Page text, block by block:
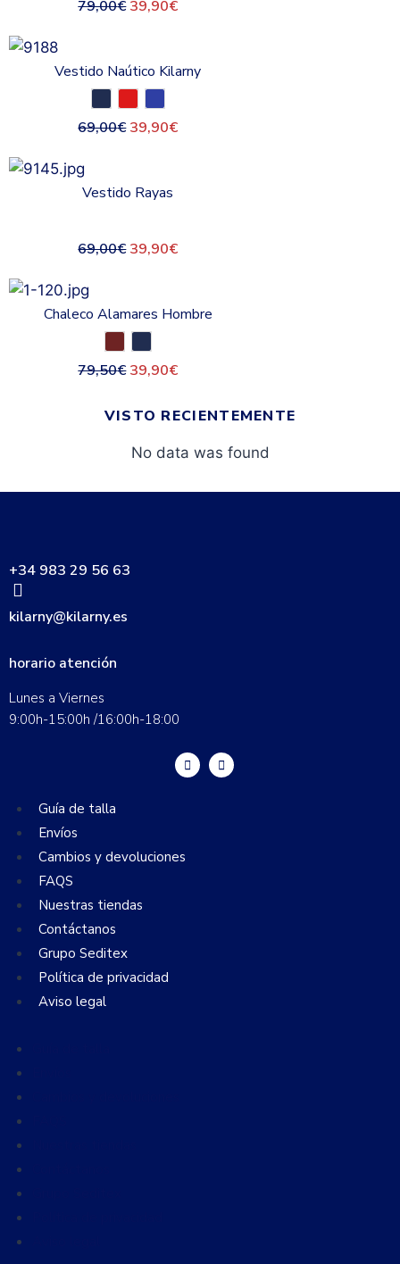
79,00€ 39,90€
Vestido Naútico Kilarny
69,00€ 39,90€
Vestido Rayas
69,00€ 39,90€
Chaleco Alamares Hombre
79,50€ 39,90€
VISTO RECIENTEMENTE
No data was found
+34 983 29 56 63
kilarny@kilarny.es
horario atención
Lunes a Viernes
9:00h-15:00h /16:00h-18:00
Guía de talla
Envíos
Cambios y devoluciones
FAQS
Nuestras tiendas
Contáctanos
Grupo Seditex
Política de privacidad
Aviso legal